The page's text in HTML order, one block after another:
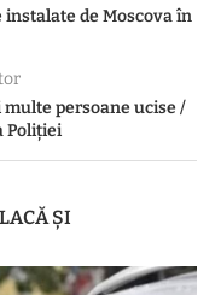
de Moscova în
persoane ucise /
Poliției
ȘI